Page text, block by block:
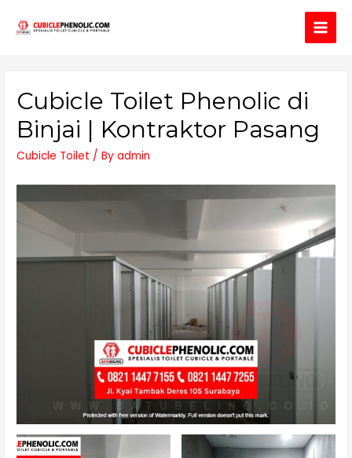
Main
Cubicle Toilet Phenolic di
Binjai | Kontraktor Pasang
Cubicle Toilet / Byadmin